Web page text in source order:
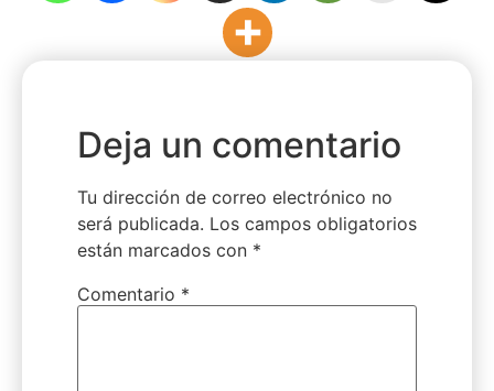
Deja un comentario
Tu dirección de correo electrónico no
será publicada. Los campos obligatorios
están marcados con *
Comentario *